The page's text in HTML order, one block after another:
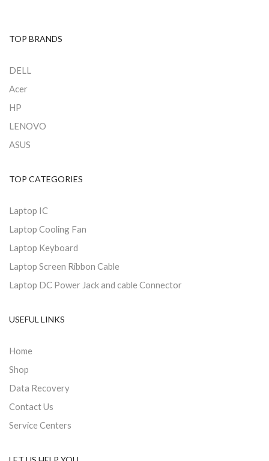
TOP BRANDS
DELL
Acer
HP
LENOVO
ASUS
TOP CATEGORIES
Laptop IC
Laptop Cooling Fan
Laptop Keyboard
Laptop Screen Ribbon Cable
Laptop DC Power Jack and cable Connector
USEFUL LINKS
Home
Shop
Data Recovery
Contact Us
Service Centers